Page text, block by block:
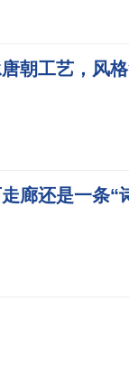
唐朝工艺，
廊还是一条“